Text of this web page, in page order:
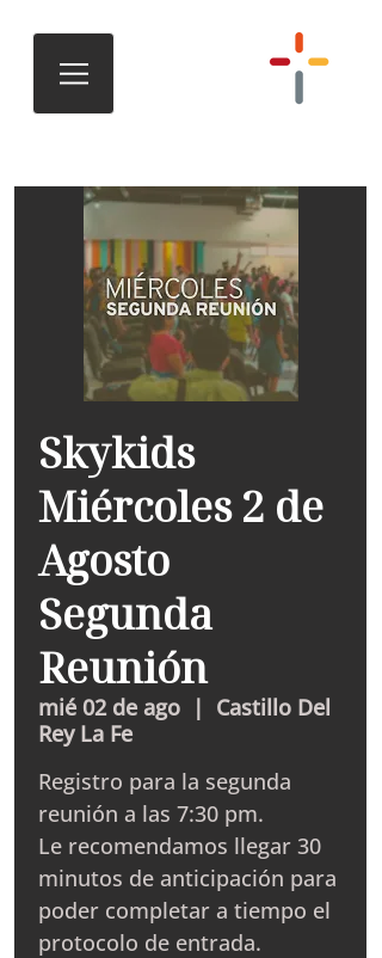
Skykids
Miércoles 2 de
Agosto
Segunda
Reunión
mié 02 de ago
  |
Castillo Del
Rey La Fe
Registro para la segunda
reunión a las 7:30 pm.
Le recomendamos llegar 30
minutos de anticipación para
poder completar a tiempo el
protocolo de entrada.